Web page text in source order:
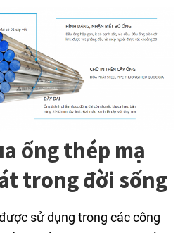
ống thép mạ
trong đời sống
sử dụng trong các công